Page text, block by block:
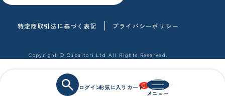
0
Copyright © Oubaitori.Ltd All Rights Reserved.
特定商取引法に基づく表記 プライバシーポリシー